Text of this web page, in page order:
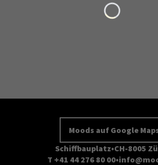
Moods auf Google
Schiffbauplatz CH-8005
T +41 44 276 80 00